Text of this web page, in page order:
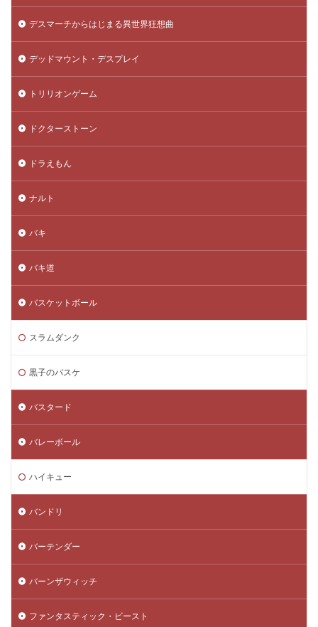
デスマーチからはじまる異世界狂想曲
デッドマウント・デスプレイ
トリリオンゲーム
ドクターストーン
ドラえもん
ナルト
バキ
バキ道
バスケットボール
スラムダンク
黒子のバスケ
バスタード
バレーボール
ハイキュー
バンドリ
バーテンダー
バーンザウィッチ
ファンタスティック・ビースト